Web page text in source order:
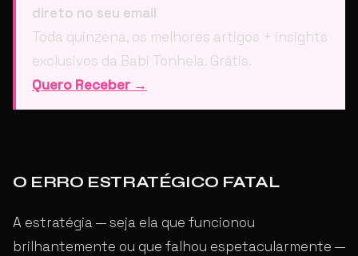
direto no seu email
Toda quinzena, os melhores artigos + insights
exclusivos da Babi Tonhela. Grátis.
Quero Receber →
O ERRO ESTRATÉGICO FATAL
A estratégia — seja ela que funcionou
brilhantemente ou que falhou espetacularmente —